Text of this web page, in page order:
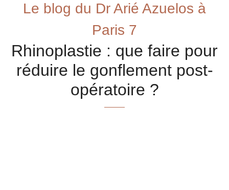
Rhinoplastie : que faire pour
réduire le gonflement post-
opératoire ?
Le blog du Dr Arié Azuelos à
Paris 7